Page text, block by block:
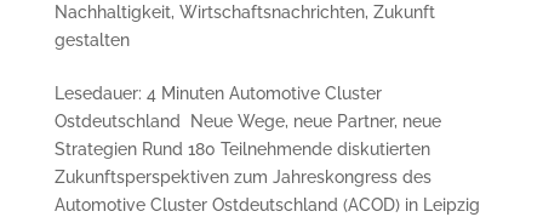
Nachhaltigkeit, Wirtschaftsnachrichten, Zukunft
gestalten
Lesedauer: 4 Minuten Automotive Cluster
Ostdeutschland Neue Wege, neue Partner, neue
Strategien Rund 180 Teilnehmende diskutierten
Zukunftsperspektiven zum Jahreskongress des
Automotive Cluster Ostdeutschland (ACOD) in Leipzig